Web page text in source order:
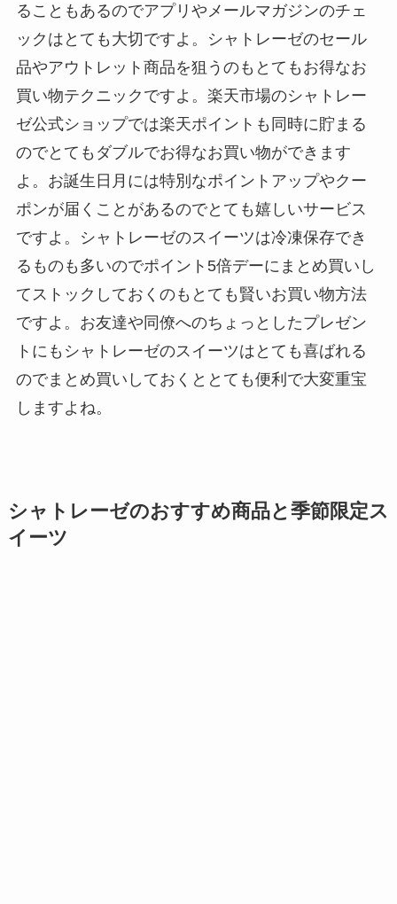
ることもあるのでアプリやメールマガジンのチェ
ックはとても大切ですよ。シャトレーゼのセール
品やアウトレット商品を狙うのもとてもお得なお
買い物テクニックですよ。楽天市場のシャトレー
ゼ公式ショップでは楽天ポイントも同時に貯まる
のでとてもダブルでお得なお買い物ができます
よ。お誕生日月には特別なポイントアップやクー
ポンが届くことがあるのでとても嬉しいサービス
ですよ。シャトレーゼのスイーツは冷凍保存でき
るものも多いのでポイント5倍デーにまとめ買いし
てストックしておくのもとても賢いお買い物方法
ですよ。お友達や同僚へのちょっとしたプレゼン
トにもシャトレーゼのスイーツはとても喜ばれる
のでまとめ買いしておくととても便利で大変重宝
しますよね。
シャトレーゼのおすすめ商品と季節限定ス
イーツ